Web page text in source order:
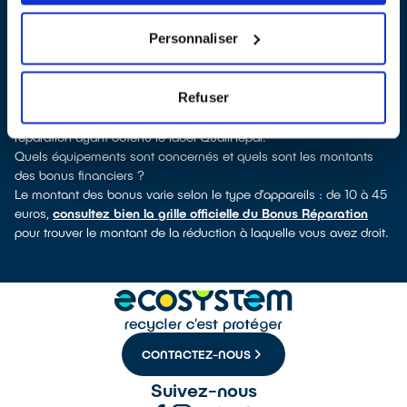
Personnaliser
Refuser
découvrirez pour quels types d’appareils ce professionnel a
télé, smartphone, outils électriques : à chaque famille
d’équipements son réparateur spécialisé et labellisé QualiRépar.
Comment bénéficier du Bonus Réparation à Plabennec ?
Immédiatement déduit de la facture par le réparateur, le Bonus
Réparation est en vigueur chez tous les professionnels de la
réparation ayant obtenu le label QualiRépar.
Quels équipements sont concernés et quels sont les montants
des bonus financiers ?
Le montant des bonus varie selon le type d’appareils : de 10 à 45
euros, consultez bien la grille officielle du Bonus Réparation
pour trouver le montant de la réduction à laquelle vous avez droit.
CONTACTEZ-NOUS
Suivez-nous